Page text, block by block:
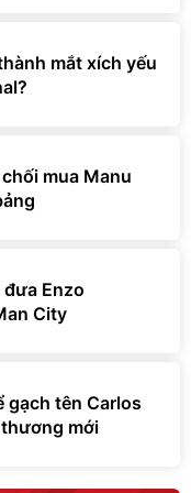
mắt xích yếu
mua Manu
Enzo
City
gạch tên Carlos
mới